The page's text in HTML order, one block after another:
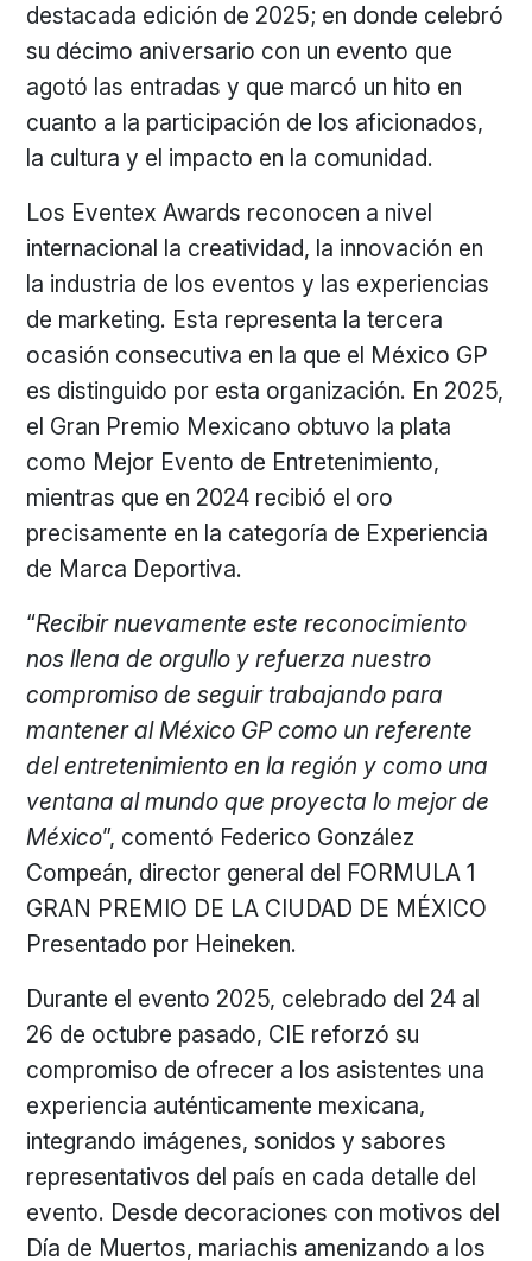
destacada edición de 2025; en donde celebró
su décimo aniversario con un evento que
agotó las entradas y que marcó un hito en
cuanto a la participación de los aficionados,
la cultura y el impacto en la comunidad.
Los Eventex Awards reconocen a nivel
internacional la creatividad, la innovación en
la industria de los eventos y las experiencias
de marketing. Esta representa la tercera
ocasión consecutiva en la que el México GP
es distinguido por esta organización. En 2025,
el Gran Premio Mexicano obtuvo la plata
como Mejor Evento de Entretenimiento,
mientras que en 2024 recibió el oro
precisamente en la categoría de Experiencia
de Marca Deportiva.
“Recibir nuevamente este reconocimiento
nos llena de orgullo y refuerza nuestro
compromiso de seguir trabajando para
mantener al México GP como un referente
del entretenimiento en la región y como una
ventana al mundo que proyecta lo mejor de
México”, comentó Federico González
Compeán, director general del FORMULA 1
GRAN PREMIO DE LA CIUDAD DE MÉXICO
Presentado por Heineken.
Durante el evento 2025, celebrado del 24 al
26 de octubre pasado, CIE reforzó su
compromiso de ofrecer a los asistentes una
experiencia auténticamente mexicana,
integrando imágenes, sonidos y sabores
representativos del país en cada detalle del
evento. Desde decoraciones con motivos del
Día de Muertos, mariachis amenizando a los